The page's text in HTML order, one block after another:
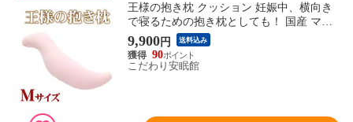
王様の抱き枕 クッション 妊娠中、横向き
で寝るための抱き枕としても！ 国産 マタ
ニティ ママの抱き枕 洗える 手洗い リラッ
クス 抱きまくら 新生活 一人暮らし 春抱き
枕 ギフト (Mサイズ/30×110×20cm ピンク)
9,900円 送料込み
90
こだわり安眠館